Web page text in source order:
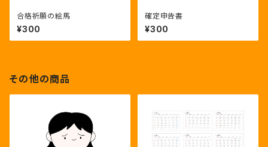
合格祈願の絵馬
¥300
確定申告書
¥300
その他の商品